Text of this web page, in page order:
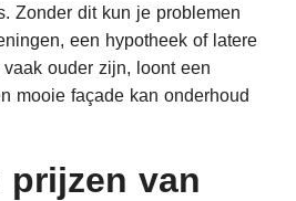
Zonder dit kun je problemen
een hypotheek of latere
ouder zijn, loont een
mooie façade kan onderhoud
prijzen van